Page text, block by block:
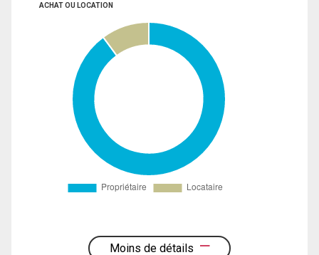
ACHAT OU LOCATION
Moins de détails